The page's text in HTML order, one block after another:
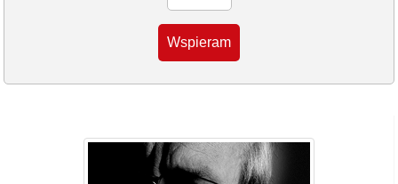
Wspieram